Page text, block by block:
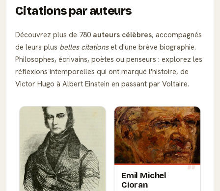
Citations par auteurs
Découvrez plus de 780 auteurs célèbres, accompagnés
de leurs plus belles citationset d'une brève biographie.
Philosophes, écrivains, poètes ou penseurs : explorez les
réflexions intemporelles qui ont marqué l'histoire, de
Victor Hugo à Albert Einstein en passant par Voltaire.
Emil Michel
Cioran